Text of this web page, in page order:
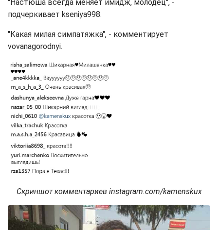
"Настюша всегда меняет имидж, молодец", -
подчеркивает kseniya998.
"Какая милая симпатяжка", - комментирует
vovanagorodnyi.
Скриншот комментариев instagram.com/kamenskux